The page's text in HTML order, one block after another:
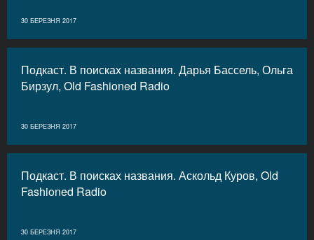
30 БЕРЕЗНЯ 2017
Подкаст. В поисках названия. Дарья Бассель, Ольга
Бирзул, Old Fashioned Radio
30 БЕРЕЗНЯ 2017
Подкаст. В поисках названия. Аскольд Куров, Old
Fashioned Radio
30 БЕРЕЗНЯ 2017